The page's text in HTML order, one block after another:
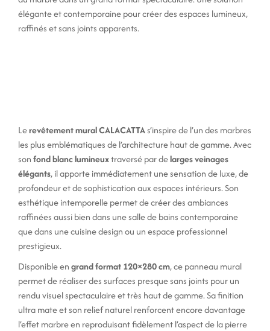
élégante et contemporaine pour créer des espaces lumineux,
raffinés et sans joints apparents.
Lerevêtement mural CALACATTAs’inspire de l’un des marbres
les plus emblématiques de l’architecture haut de gamme. Avec
sonfond blanc lumineuxtraversé par delarges veinages
élégants, il apporte immédiatement une sensation de luxe, de
profondeur et de sophistication aux espaces intérieurs. Son
esthétique intemporelle permet de créer des ambiances
raffinées aussi bien dans une salle de bains contemporaine
que dans une cuisine design ou un espace professionnel
prestigieux.
Disponible engrand format 120×280 cm, ce panneau mural
permet de réaliser des surfaces presque sans joints pour un
rendu visuel spectaculaire et très haut de gamme. Sa finition
ultra mate et son relief naturel renforcent encore davantage
l’effet marbre en reproduisant fidèlement l’aspect de la pierre